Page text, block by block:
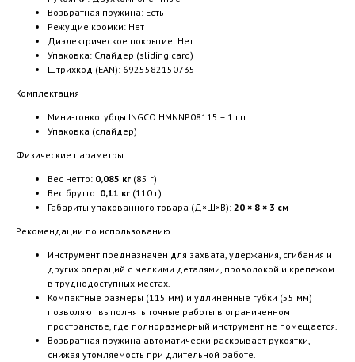
Возвратная пружина: Есть
Режущие кромки: Нет
Диэлектрическое покрытие: Нет
Упаковка: Слайдер (sliding card)
Штрихкод (EAN): 6925582150735
Комплектация
Мини-тонкогубцы INGCO HMNNP08115 – 1 шт.
Упаковка (слайдер)
Физические параметры
Вес нетто: 0,085 кг (85 г)
Вес брутто: 0,11 кг (110 г)
Габариты упакованного товара (Д×Ш×В): 20 × 8 × 3 см
Рекомендации по использованию
Инструмент предназначен для захвата, удержания, сгибания и
других операций с мелкими деталями, проволокой и крепежом
в труднодоступных местах.
Компактные размеры (115 мм) и удлинённые губки (55 мм)
позволяют выполнять точные работы в ограниченном
пространстве, где полноразмерный инструмент не помещается.
Возвратная пружина автоматически раскрывает рукоятки,
снижая утомляемость при длительной работе.